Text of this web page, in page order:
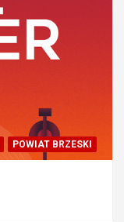
POWIAT BRZESKI